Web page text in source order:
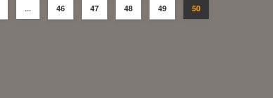
... 46 47 48 49 50